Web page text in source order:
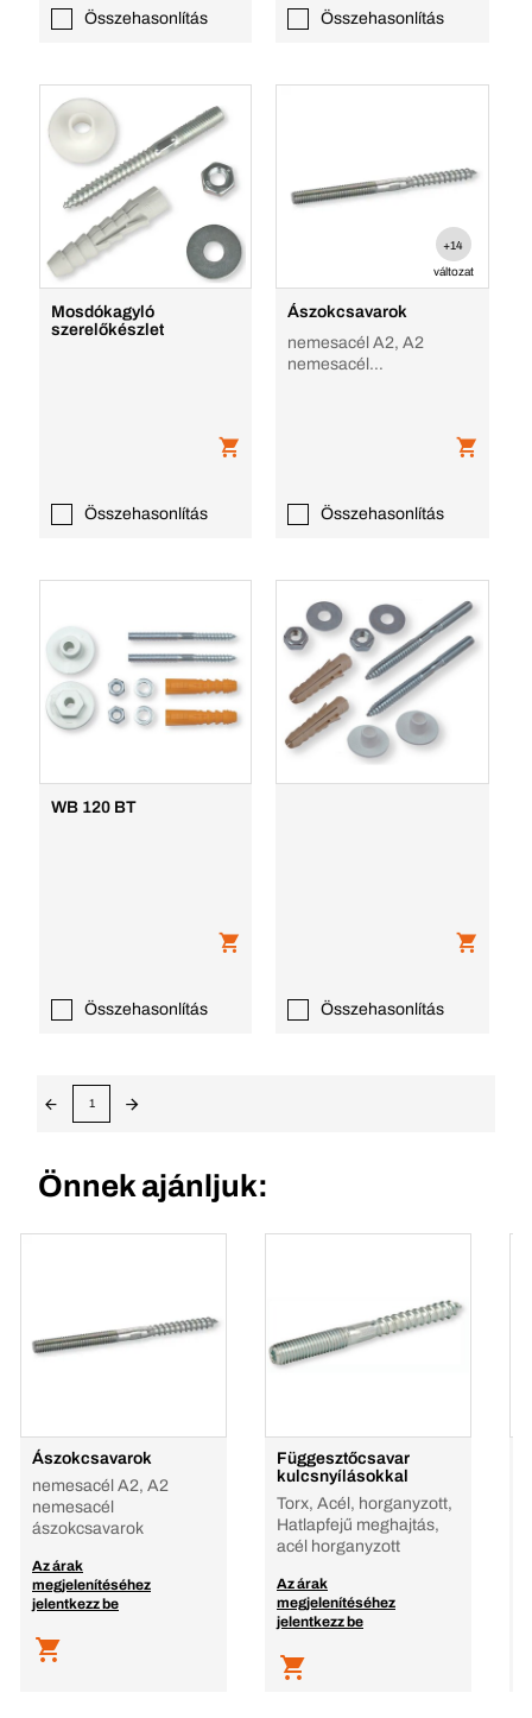
Összehasonlítás Összehasonlítás
Mosdókagyló
szerelőkészlet
Összehasonlítás
+14
változat
Ászokcsavarok
nemesacél A2, A2
nemesacél
Összehasonlítás
WB 120 BT
Összehasonlítás Összehasonlítás
1
Önnek ajánljuk:
Ászokcsavarok
nemesacél A2, A2
nemesacél
ászokcsavarok
Az árak
megjelenítéséhez
jelentkezz be
Függesztőcsavar
kulcsnyílásokkal
Torx, Acél, horganyzott,
Hatlapfejű meghajtás,
acél horganyzott
Az árak
megjelenítéséhez
jelentkezz be